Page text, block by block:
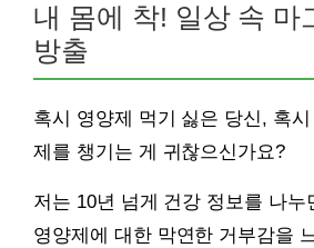
내 몸에 착! 일상 속 마
방출
혹시 영양제 먹기 싫은 당신, 혹
제를 챙기는 게 귀찮으신가요?
저는 10년 넘게 건강 정보를 나누
영양제에 대한 막연한 거부감을